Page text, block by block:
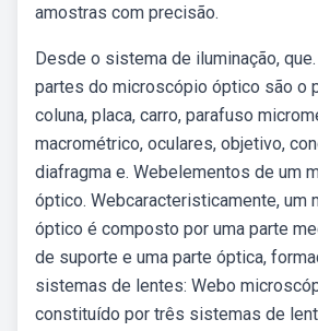
amostras com precisão.
Desde o sistema de iluminação,
partes do microscópio óptico são o
coluna, placa, carro, parafuso
macrométrico, oculares, objetivo,
diafragma e. Webelementos de um
óptico. Webcaracteristicamente, um
óptico é composto por uma parte
de suporte e uma parte óptica,
sistemas de lentes: Webo
constituído por três sistemas de